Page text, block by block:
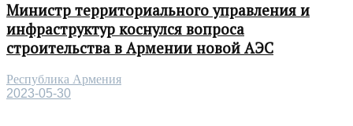
Министр территориального управления и
инфраструктур коснулся вопроса
строительства в Армении новой АЭС
Республика Армения
2023-05-30